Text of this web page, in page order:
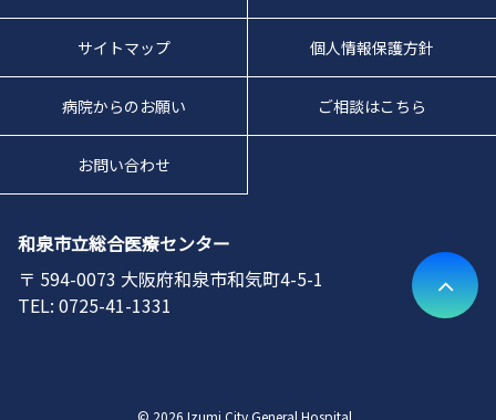
サイトマップ 個人情報保護方針
病院からのお願い ご相談はこちら
お問い合わせ
和泉市立総合医療センター
594-0073 大阪府和泉市和気町4-5-1
0725-41-1331
© 2026 Izumi City General Hospital .